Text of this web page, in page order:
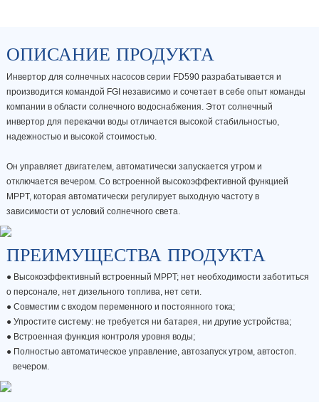
ОПИСАНИЕ ПРОДУКТА
Инвертор для солнечных насосов серии FD590 разрабатывается и
производится командой FGI независимо и сочетает в себе опыт команды
компании в области солнечного водоснабжения. Этот солнечный
инвертор для перекачки воды отличается высокой стабильностью,
надежностью и высокой стоимостью.
Он управляет двигателем, автоматически запускается утром и
отключается вечером. Со встроенной высокоэффективной функцией
MPPT, которая автоматически регулирует выходную частоту в
зависимости от условий солнечного света.
ПРЕИМУЩЕСТВА ПРОДУКТА
● Высокоэффективный встроенный MPPT; нет необходимости заботиться
о персонале, нет дизельного топлива, нет сети.
● Совместим с входом переменного и постоянного тока;
● Упростите систему: не требуется ни батарея, ни другие устройства;
● Встроенная функция контроля уровня воды;
● Полностью автоматическое управление, автозапуск утром, автостоп.
вечером.